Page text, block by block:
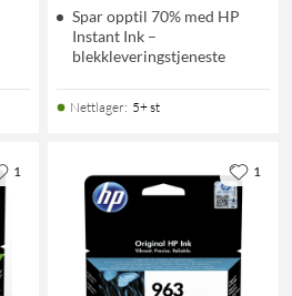
Spar opptil 70% med HP
Instant Ink –
blekkleveringstjeneste
Nettlager: 5+ st
1 1